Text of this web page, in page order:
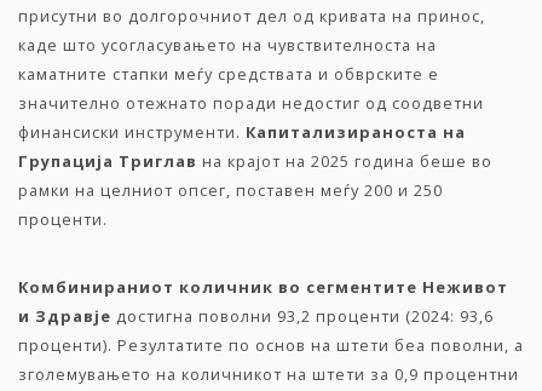
присутни во долгорочниот дел од кривата на принос,
каде што усогласувањето на чувствителноста на
каматните стапки меѓу средствата и обврските е
значително отежнато поради недостиг од соодветни
финансиски инструменти. Капитализираноста на
Групација Триглав на крајот на 2025 година беше во
рамки на целниот опсег, поставен меѓу 200 и 250
проценти.
Комбинираниот количник во сегментите Неживот
и Здравје достигна поволни 93,2 проценти (2024: 93,6
проценти). Резултатите по основ на штети беа поволни, а
зголемувањето на количникот на штети за 0,9 процентни